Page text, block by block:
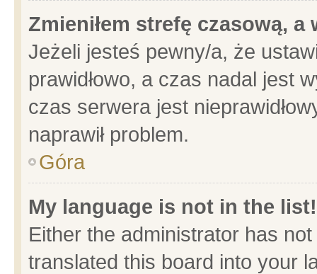
Zmieniłem strefę czasową,
Jeżeli jesteś pewny/a, że
prawidłowo, a czas nadal jest
czas serwera jest
naprawił problem.
Góra
My language is not in the list!
Either the administrator has
translated this board into your